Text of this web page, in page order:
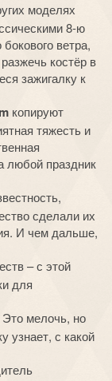
моделях
8-ю
ветра,
костёр в
зажигалку к
копируют
тяжесть и
любой праздник
сделали их
И чем дальше,
– с этой
для
Это мелочь, но
узнает, с какой